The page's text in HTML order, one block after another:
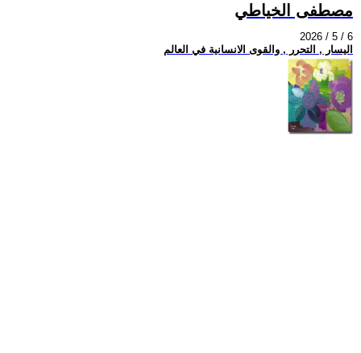
مصطفى الخياطي
2026 / 5 / 6
اليسار , التحرر , والقوى الانسانية في العالم